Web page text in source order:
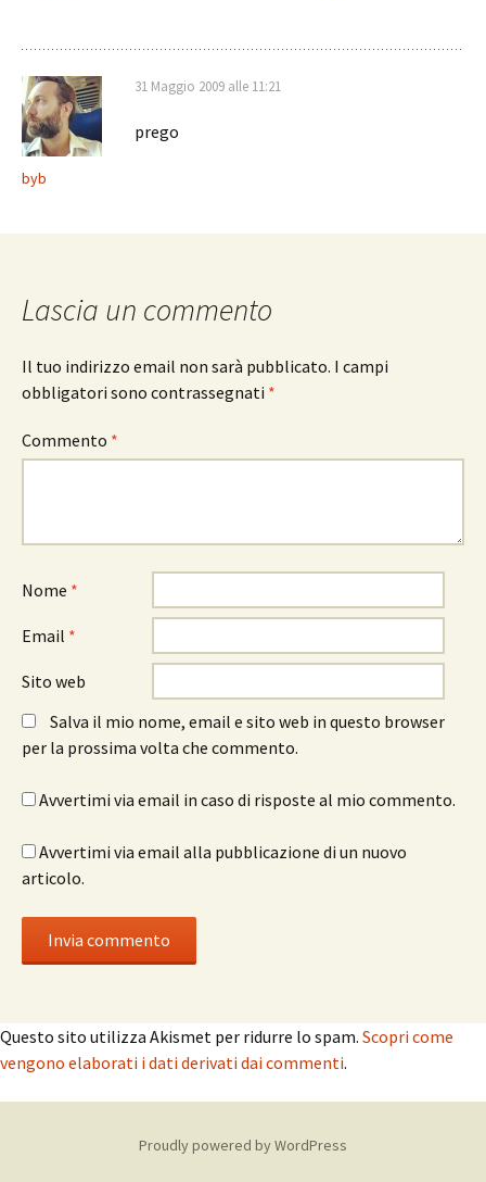
byb
31 Maggio 2009 alle 11:21
prego
Lascia un commento
Il tuo indirizzo email non sarà pubblicato. I campi
obbligatori sono contrassegnati *
Commento *
Nome *
Email *
Sito web
Salva il mio nome, email e sito web in questo browser
per la prossima volta che commento.
Avvertimi via email in caso di risposte al mio commento.
Avvertimi via email alla pubblicazione di un nuovo
articolo.
Questo sito utilizza Akismet per ridurre lo spam. Scopri come
vengono elaborati i dati derivati dai commenti.
Proudly powered by WordPress